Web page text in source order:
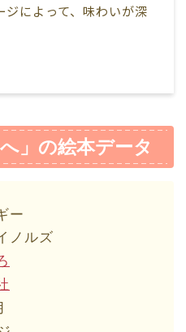
ジによって、味わいが深
」の絵本データ
ー
ノルズ